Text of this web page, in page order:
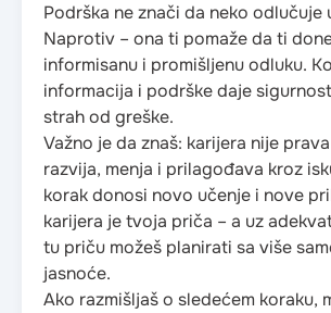
Podrška ne znači da neko odlučuje
Naprotiv – ona ti pomaže da ti
informisanu i promišljenu odluku.
informacija i podrške daje
strah od greške.
Važno je da znaš: karijera nije
razvija, menja i prilagođava kroz
korak donosi novo učenje i nove
karijera je tvoja priča – a uz
tu priču možeš planirati sa više
jasnoće.
Ako razmišljaš o sledećem koraku,